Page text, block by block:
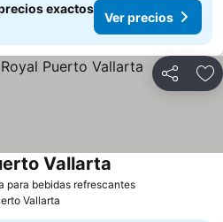
exactos
Ver precios
Compartir
para bebidas refrescantes
Vallarta
Vallarta